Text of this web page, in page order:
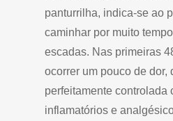
panturrilha, indica-se ao
caminhar por muito
escadas. Nas primeiras
ocorrer um pouco de dor,
perfeitamente controlada
inflamatórios e